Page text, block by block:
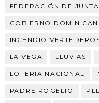
FEDERACIÓN DE
GOBIERNO
INCENDIO
LA VEGA LLUVIAS
LOTERIA NACIONAL
PADRE ROGELIO